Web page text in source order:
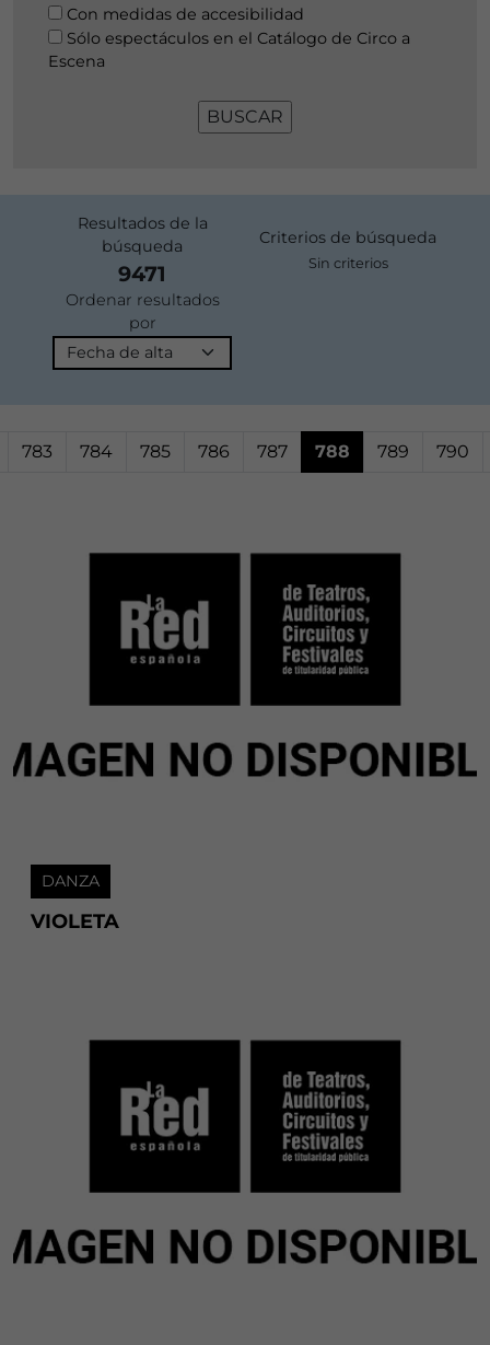
Con medidas de accesibilidad
Sólo espectáculos en el Catálogo de Circo a
Escena
Resultados de la
búsqueda
9471
Criterios de búsqueda
Sin criterios
Ordenar resultados
por
783 784 785 786 787 788 789 790
DANZA
VIOLETA